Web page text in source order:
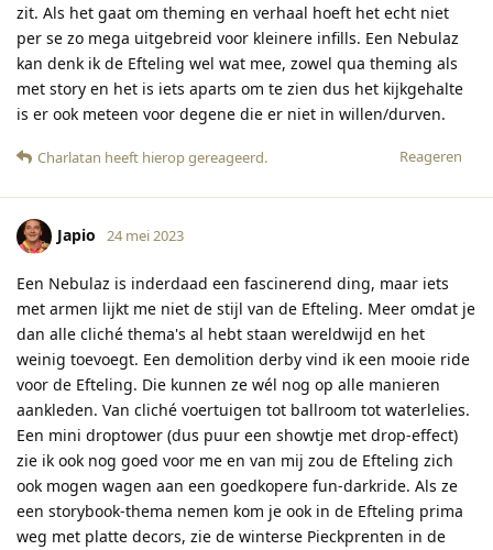
zit. Als het gaat om theming en verhaal hoeft het echt niet
per se zo mega uitgebreid voor kleinere infills. Een Nebulaz
kan denk ik de Efteling wel wat mee, zowel qua theming als
met story en het is iets aparts om te zien dus het kijkgehalte
is er ook meteen voor degene die er niet in willen/durven.
Reageren
Charlatan heeft hierop gereageerd.
Japio 24 mei 2023
Een Nebulaz is inderdaad een fascinerend ding, maar iets
met armen lijkt me niet de stijl van de Efteling. Meer omdat je
dan alle cliché thema's al hebt staan wereldwijd en het
weinig toevoegt. Een demolition derby vind ik een mooie ride
voor de Efteling. Die kunnen ze wél nog op alle manieren
aankleden. Van cliché voertuigen tot ballroom tot waterlelies.
Een mini droptower (dus puur een showtje met drop-effect)
zie ik ook nog goed voor me en van mij zou de Efteling zich
ook mogen wagen aan een goedkopere fun-darkride. Als ze
een storybook-thema nemen kom je ook in de Efteling prima
weg met platte decors, zie de winterse Pieckprenten in de